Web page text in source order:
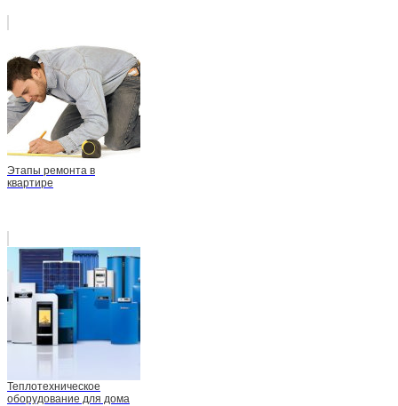
Этапы ремонта в
квартире
Теплотехническое
оборудование для дома